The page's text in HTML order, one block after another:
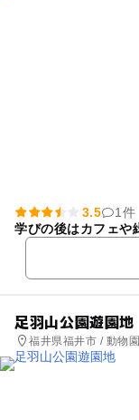
3.5
1件
学びの後はカフェや
足羽山公園遊園地
福井県福井市 / 動物